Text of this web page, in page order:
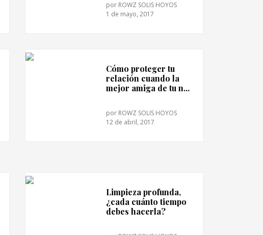
por ROWZ SOLIS HOYOS
1 de mayo, 2017
Cómo proteger tu
relación cuando la
mejor amiga de tu n...
por ROWZ SOLIS HOYOS
12 de abril, 2017
Limpieza profunda,
¿cada cuánto tiempo
debes hacerla?